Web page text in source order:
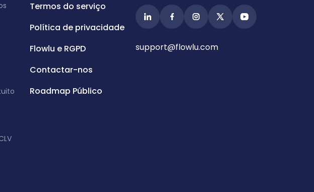
Termos do serviço
Política de privacidade
Flowlu e RGPD
Contactar-nos
Roadmap Público
support@flowlu.com